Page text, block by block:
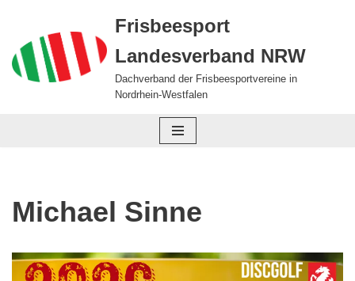
Zum
Inhalt
springen
Frisbeesport
Landesverband NRW
Dachverband der Frisbeesportvereine in
Nordrhein-Westfalen
Michael Sinne